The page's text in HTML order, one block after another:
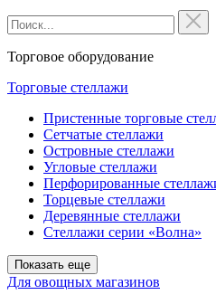
Торговое оборудование
Торговые стеллажи
Пристенные торговые
Сетчатые стеллажи
Островные стеллажи
Угловые стеллажи
Перфорированные
Торцевые стеллажи
Деревянные стеллажи
Стеллажи серии «Волна»
Показать еще
Для овощных магазинов